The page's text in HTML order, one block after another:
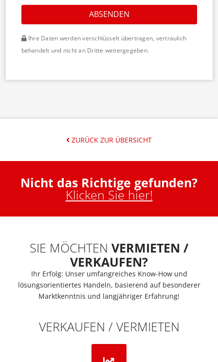
ABSENDEN
Ihre Daten werden verschlüsselt übertragen, vertraulich
behandelt und nicht an Dritte weitergegeben.
ZURÜCK ZUR ÜBERSICHT
Nicht das Richtige gefunden?
Klicken Sie hier!
SIE MÖCHTEN VERMIETEN /
VERKAUFEN?
Ihr Erfolg: Unser umfangreiches Know-How und
lösungsorientiertes Handeln, basierend auf besonderer
Marktkenntnis und langjähriger Erfahrung!
VERKAUFEN / VERMIETEN